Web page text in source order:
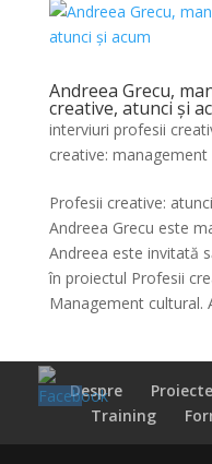
Andreea Grecu,
creative, atunci și
interviuri profesii
creative: management
Profesii creative:
Andreea Grecu este
Andreea este invitată
în proiectul Profesii
Management cultural.
Despre Proiecte
Training